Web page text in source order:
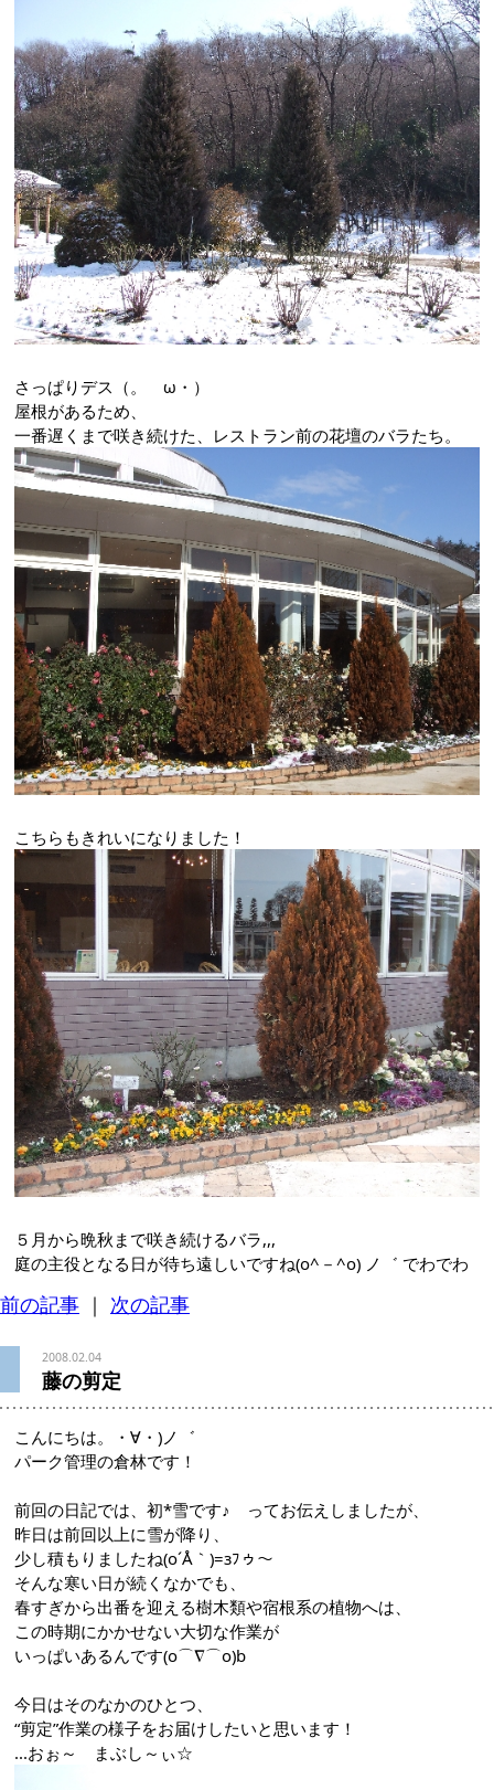
さっぱりデス（。ゝω・）
屋根があるため、
一番遅くまで咲き続けた、レストラン前の花壇のバラたち。
こちらもきれいになりました！
５月から晩秋まで咲き続けるバラ,,,
庭の主役となる日が待ち遠しいですね(o^－^o) ノ゛ でわでわ
前の記事 ｜ 次の記事
2008.02.04
藤の剪定
こんにちは。・∀・)ノ゛
パーク管理の倉林です！
前回の日記では、初*雪です♪ ってお伝えしましたが、
昨日は前回以上に雪が降り、
少し積もりましたね(o´Å｀)=зﾌゥ～
そんな寒い日が続くなかでも、
春すぎから出番を迎える樹木類や宿根系の植物へは、
この時期にかかせない大切な作業が
いっぱいあるんです(o⌒∇⌒o)b
今日はそのなかのひとつ、
“剪定”作業の様子をお届けしたいと思います！
...おぉ～ まぶし～ぃ☆